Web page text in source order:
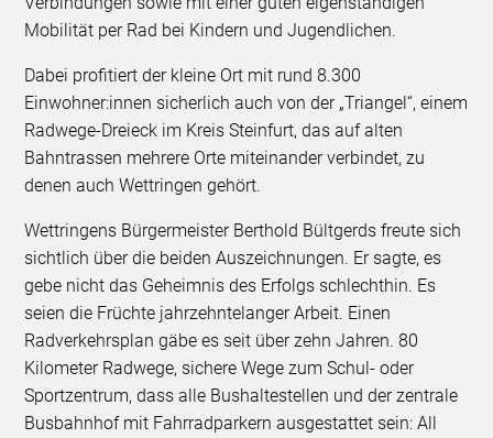
Mobilität per Rad bei Kindern und Jugendlichen.
Dabei profitiert der kleine Ort mit rund 8.300
Einwohner:innen sicherlich auch von der „Triangel“, einem
Radwege-Dreieck im Kreis Steinfurt, das auf alten
Bahntrassen mehrere Orte miteinander verbindet, zu
denen auch Wettringen gehört.
Wettringens Bürgermeister Berthold Bültgerds freute sich
sichtlich über die beiden Auszeichnungen. Er sagte, es
gebe nicht das Geheimnis des Erfolgs schlechthin. Es
seien die Früchte jahrzehntelanger Arbeit. Einen
Radverkehrsplan gäbe es seit über zehn Jahren. 80
Kilometer Radwege, sichere Wege zum Schul- oder
Sportzentrum, dass alle Bushaltestellen und der zentrale
Busbahnhof mit Fahrradparkern ausgestattet sein: All